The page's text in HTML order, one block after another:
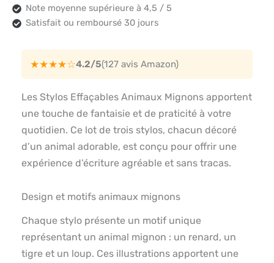
Note moyenne supérieure à 4,5 / 5
Satisfait ou remboursé 30 jours
★★★★☆4.2/5(127 avis Amazon)
Les Stylos Effaçables Animaux Mignons apportent
une touche de fantaisie et de praticité à votre
quotidien. Ce lot de trois stylos, chacun décoré
d’un animal adorable, est conçu pour offrir une
expérience d’écriture agréable et sans tracas.
Design et motifs animaux mignons
Chaque stylo présente un motif unique
représentant un animal mignon : un renard, un
tigre et un loup. Ces illustrations apportent une